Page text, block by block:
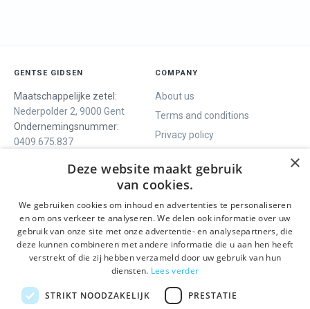
GENTSE GIDSEN
Maatschappelijke zetel:
Nederpolder 2, 9000 Gent
Ondernemingsnummer:
0409.675.837
COMPANY
About us
Terms and conditions
Privacy policy
WE OFFER
Guided tours
One day tour
Activities
SOCIALS
Facebook
Instagram
LinkedIn
×
Deze website maakt gebruik
van cookies.
We gebruiken cookies om inhoud en advertenties te personaliseren
en om ons verkeer te analyseren. We delen ook informatie over uw
gebruik van onze site met onze advertentie- en analysepartners, die
deze kunnen combineren met andere informatie die u aan hen heeft
verstrekt of die zij hebben verzameld door uw gebruik van hun
diensten. Lees verder
STRIKT NOODZAKELIJK PRESTATIE